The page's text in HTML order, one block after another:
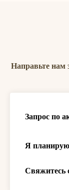
Направьте нам
Запрос по
Я планирую
Свяжитесь